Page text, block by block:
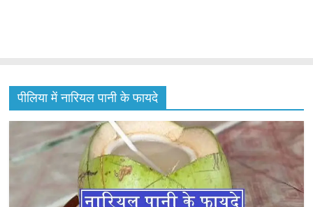
पीलिया में नारियल पानी के फायदे